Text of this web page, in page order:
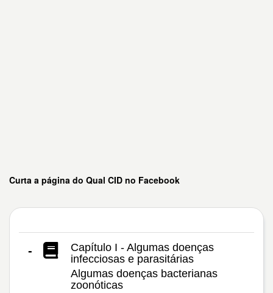
Curta a página do Qual CID no Facebook
-
Capítulo I - Algumas doenças
infecciosas e parasitárias
Algumas doenças bacterianas
zoonóticas